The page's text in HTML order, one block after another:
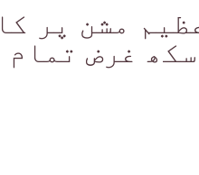
مشن پر
غرض تمام